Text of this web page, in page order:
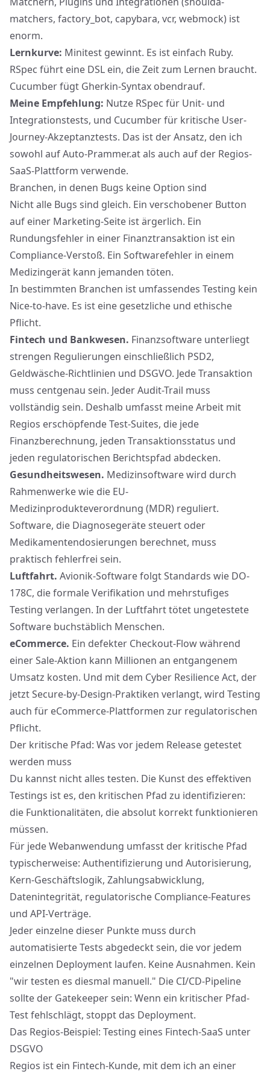
matchers, factory_bot, capybara, vcr, webmock) ist
enorm.
Lernkurve: Minitest gewinnt. Es ist einfach Ruby.
RSpec führt eine DSL ein, die Zeit zum Lernen braucht.
Cucumber fügt Gherkin-Syntax obendrauf.
Meine Empfehlung: Nutze RSpec für Unit- und
Integrationstests, und Cucumber für kritische User-
Journey-Akzeptanztests. Das ist der Ansatz, den ich
sowohl auf Auto-Prammer.at als auch auf der Regios-
SaaS-Plattform verwende.
Branchen, in denen Bugs keine Option sind
Nicht alle Bugs sind gleich. Ein verschobener Button
auf einer Marketing-Seite ist ärgerlich. Ein
Rundungsfehler in einer Finanztransaktion ist ein
Compliance-Verstoß. Ein Softwarefehler in einem
Medizingerät kann jemanden töten.
In bestimmten Branchen ist umfassendes Testing kein
Nice-to-have. Es ist eine gesetzliche und ethische
Pflicht.
Fintech und Bankwesen. Finanzsoftware unterliegt
strengen Regulierungen einschließlich PSD2,
Geldwäsche-Richtlinien und DSGVO. Jede Transaktion
muss centgenau sein. Jeder Audit-Trail muss
vollständig sein. Deshalb umfasst meine Arbeit mit
Regios erschöpfende Test-Suites, die jede
Finanzberechnung, jeden Transaktionsstatus und
jeden regulatorischen Berichtspfad abdecken.
Gesundheitswesen. Medizinsoftware wird durch
Rahmenwerke wie die EU-
Medizinprodukteverordnung (MDR) reguliert.
Software, die Diagnosegeräte steuert oder
Medikamentendosierungen berechnet, muss
praktisch fehlerfrei sein.
Luftfahrt. Avionik-Software folgt Standards wie DO-
178C, die formale Verifikation und mehrstufiges
Testing verlangen. In der Luftfahrt tötet ungetestete
Software buchstäblich Menschen.
eCommerce. Ein defekter Checkout-Flow während
einer Sale-Aktion kann Millionen an entgangenem
Umsatz kosten. Und mit dem Cyber Resilience Act, der
jetzt Secure-by-Design-Praktiken verlangt, wird Testing
auch für eCommerce-Plattformen zur regulatorischen
Pflicht.
Der kritische Pfad: Was vor jedem Release getestet
werden muss
Du kannst nicht alles testen. Die Kunst des effektiven
Testings ist es, den kritischen Pfad zu identifizieren:
die Funktionalitäten, die absolut korrekt funktionieren
müssen.
Für jede Webanwendung umfasst der kritische Pfad
typischerweise: Authentifizierung und Autorisierung,
Kern-Geschäftslogik, Zahlungsabwicklung,
Datenintegrität, regulatorische Compliance-Features
und API-Verträge.
Jeder einzelne dieser Punkte muss durch
automatisierte Tests abgedeckt sein, die vor jedem
einzelnen Deployment laufen. Keine Ausnahmen. Kein
"wir testen es diesmal manuell." Die CI/CD-Pipeline
sollte der Gatekeeper sein: Wenn ein kritischer Pfad-
Test fehlschlägt, stoppt das Deployment.
Das Regios-Beispiel: Testing eines Fintech-SaaS unter
DSGVO
Regios ist ein Fintech-Kunde, mit dem ich an einer